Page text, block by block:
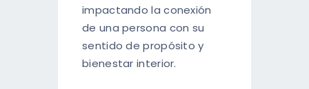
ESPAÑOL
ENGLISH
impactando la conexión
de una persona con su
sentido de propósito y
bienestar interior.